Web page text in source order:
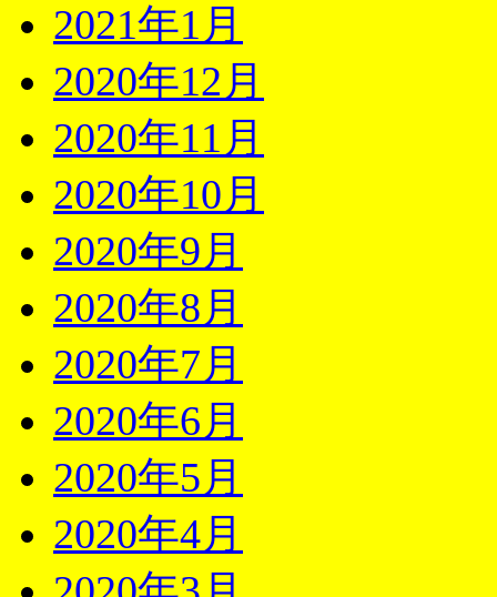
2021年1月
2020年12月
2020年11月
2020年10月
2020年9月
2020年8月
2020年7月
2020年6月
2020年5月
2020年4月